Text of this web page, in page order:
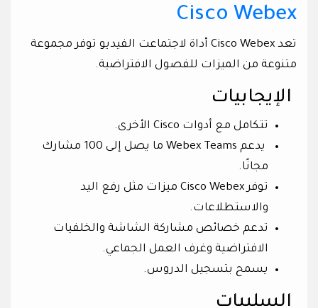
Cisco Webex
تعد Cisco Webex أداة لاجتماعت الفيديو توفر مجموعة
متنوعة من الميزات للفصول الافتراضية.
الإيجابيات
تتكامل مع أدوات Cisco الأخرى.
يدعم Webex Teams ما يصل إلى 100 مشارك
مجانًا.
توفر Cisco Webex ميزات مثل رفع اليد
والاستطلاعات.
تدعم خصائص مشاركة الشاشة والخلفيات
الافتراضية وغرف العمل الجماعي.
يسمح بتسجيل الدروس.
السلبيات